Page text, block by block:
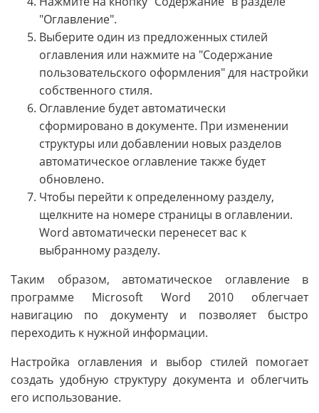
"Оглавление".
Выберите один из предложенных стилей
оглавления или нажмите на "Содержание
пользовательского оформления" для настройки
собственного стиля.
Оглавление будет автоматически
сформировано в документе. При изменении
структуры или добавлении новых разделов
автоматическое оглавление также будет
обновлено.
Чтобы перейти к определенному разделу,
щелкните на номере страницы в оглавлении.
Word автоматически перенесет вас к
выбранному разделу.
Таким образом, автоматическое оглавление в
программе Microsoft Word 2010 облегчает
навигацию по документу и позволяет быстро
переходить к нужной информации.
Настройка оглавления и выбор стилей помогает
создать удобную структуру документа и облегчить
его использование.